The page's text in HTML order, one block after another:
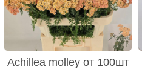
Achillea molley от 100шт